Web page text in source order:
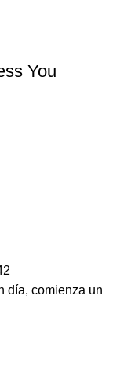
You
día, comienza un